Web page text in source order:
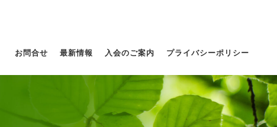
お問合せ 最新情報 入会のご案内 プライバシーポリシー